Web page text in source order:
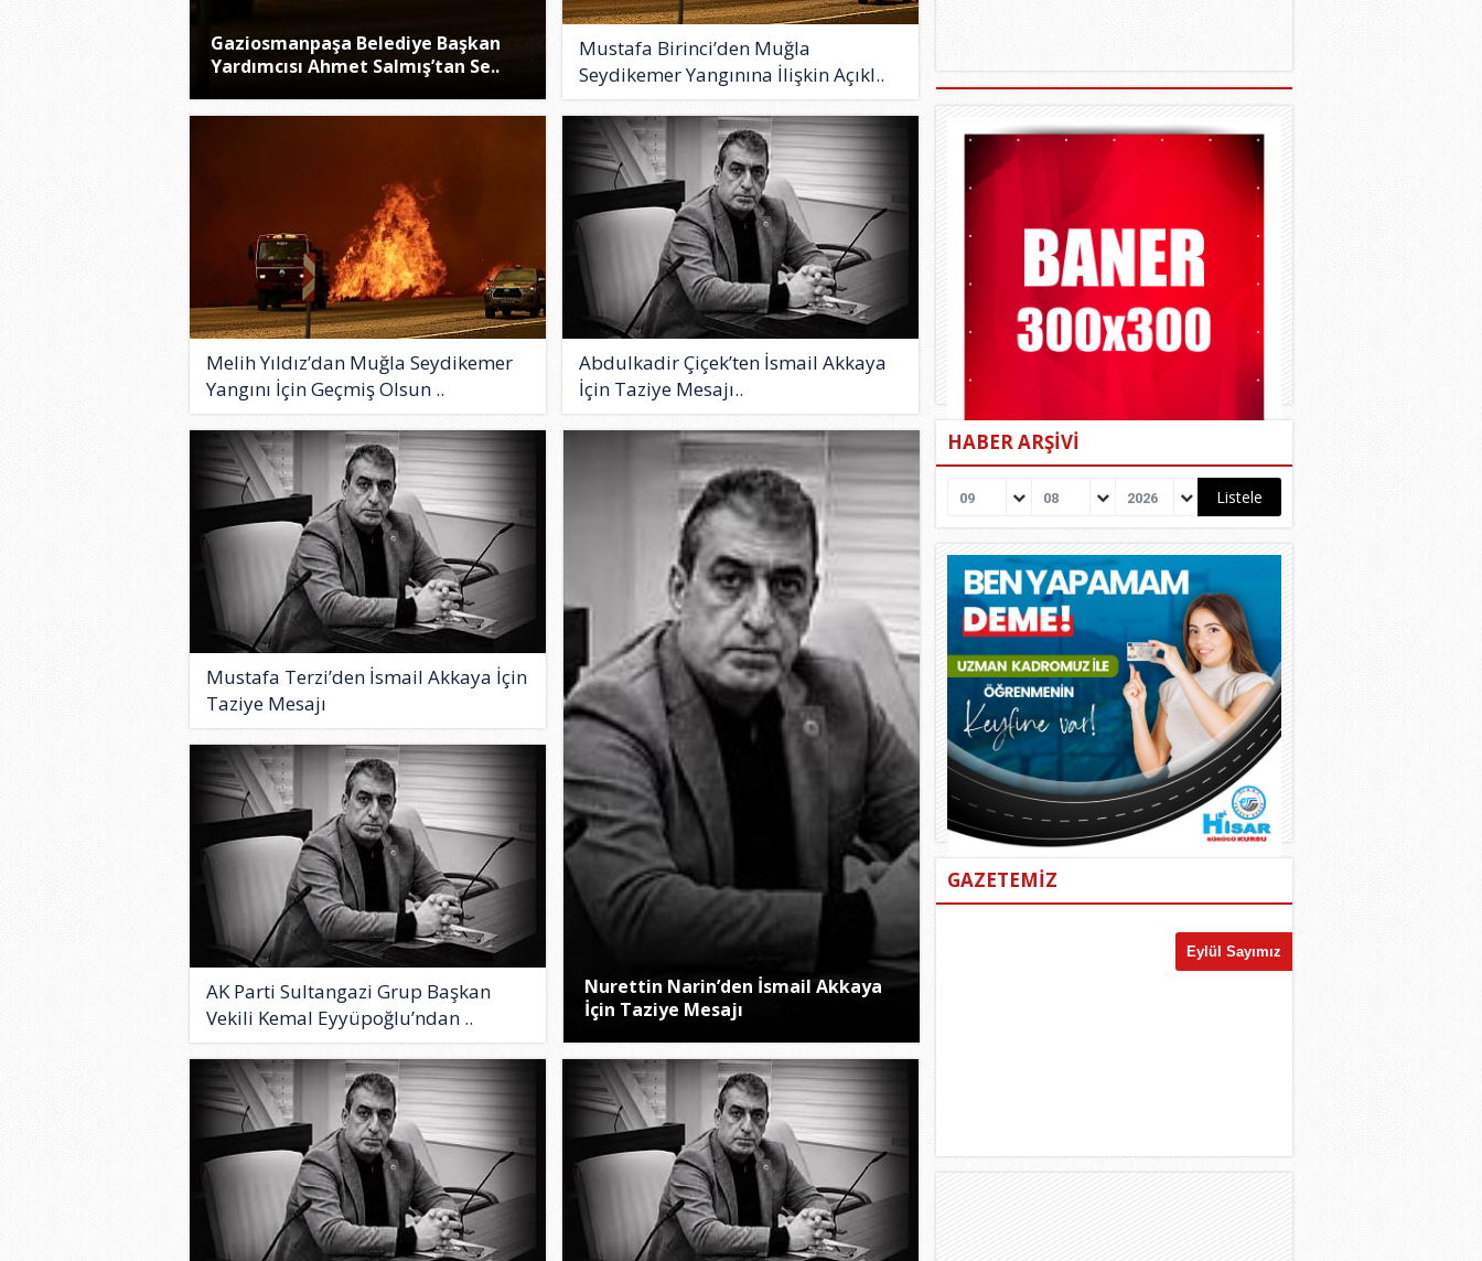
Gaziosmanpaşa Belediye Başkan
Yardımcısı Ahmet Salmış’tan Se..
Mustafa Birinci’den Muğla
Seydikemer Yangınına İlişkin Açıkl..
Melih Yıldız’dan Muğla Seydikemer
Yangını İçin Geçmiş Olsun ..
Abdulkadir Çiçek’ten İsmail Akkaya
İçin Taziye Mesajı..
Nurettin Narin’den İsmail Akkaya
İçin Taziye Mesajı
Mustafa Terzi’den İsmail Akkaya İçin
Taziye Mesajı
AK Parti Sultangazi Grup Başkan
Vekili Kemal Eyyüpoğlu’ndan ..
HABER ARŞİVİ
09 08 2026
GAZETEMİZ